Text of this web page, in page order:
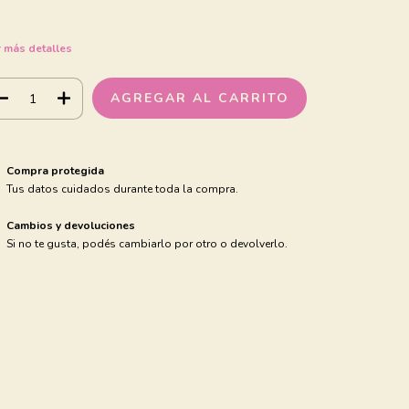
más detalles
Compra protegida
Tus datos cuidados durante toda la compra.
Cambios y devoluciones
Si no te gusta, podés cambiarlo por otro o devolverlo.